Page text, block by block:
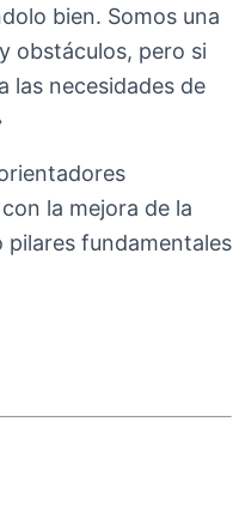
bien. Somos una
obstáculos, pero si
las necesidades de
la mejora de la
pilares fundamentales